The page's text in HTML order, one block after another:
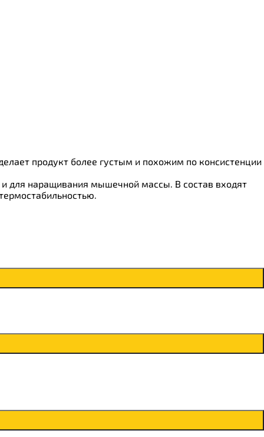
продукт более густым и похожим по консистенции
и для наращивания мышечной массы. В состав входят